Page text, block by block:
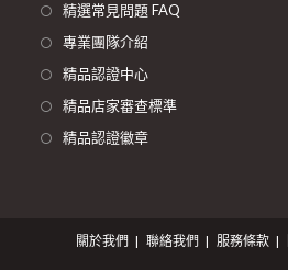
精選常見問題 FAQ
專業團隊介紹
精品認證中心
精品店家審查標準
精品認證徽章
關於我們 聯絡我們 服務條款